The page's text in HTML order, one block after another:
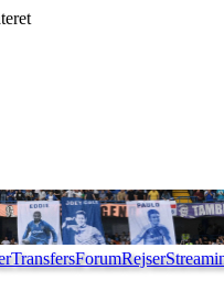
TransfersForumRejser